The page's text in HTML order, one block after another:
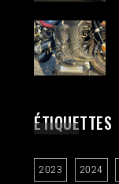
ÉTIQUETTES
2023 2024